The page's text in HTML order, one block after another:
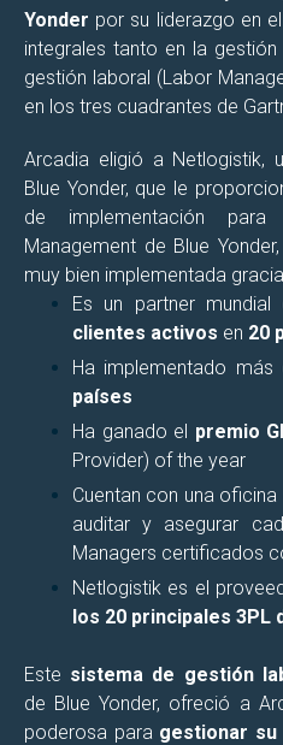
Yonder por su liderazgo en
integrales tanto en la
gestión laboral (Labor
en los tres cuadrantes de
Arcadia eligió a Netlogistik,
Blue Yonder, que le
de implementación
Management de Blue
muy bien implementada
Es un partner
clientes activos en 20
Ha implementado
países
Ha ganado el premio
Provider) of the year
Cuentan con una
auditar y asegurar
Managers certificados
Netlogistik es el
los 20 principales 3PL
Este sistema de gestión
de Blue Yonder, ofreció a
poderosa para gestionar